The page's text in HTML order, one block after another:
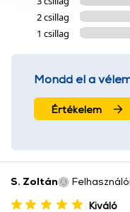
használatával Ön
További információk:
2 csillag
1 csillag
Mondd el a
Értékelem
S. Zoltán
Kiváló